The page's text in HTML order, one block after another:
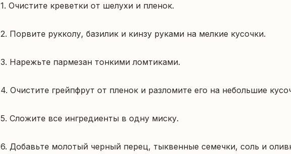
1. Очистите креветки от шелухи и пленок.
2. Порвите рукколу, базилик и кинзу руками на мелкие кусочки.
3. Нарежьте пармезан тонкими ломтиками.
4. Очистите грейпфрут от пленок и разломите его на небольшие
5. Сложите все ингредиенты в одну миску.
6. Добавьте молотый черный перец, тыквенные семечки, соль и